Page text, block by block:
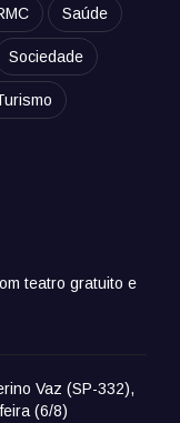
Saúde
Sociedade
teatro gratuito e
Vaz (SP-332),
(6/8)